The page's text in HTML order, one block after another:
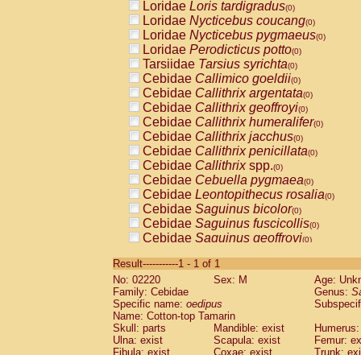
Loridae Loris tardigradus(0)
Loridae Nycticebus coucang(0)
Loridae Nycticebus pygmaeus(0)
Loridae Perodicticus potto(0)
Tarsiidae Tarsius syrichta(0)
Cebidae Callimico goeldii(0)
Cebidae Callithrix argentata(0)
Cebidae Callithrix geoffroyi(0)
Cebidae Callithrix humeralifer(0)
Cebidae Callithrix jacchus(0)
Cebidae Callithrix penicillata(0)
Cebidae Callithrixspp.(0)
Cebidae Cebuella pygmaea(0)
Cebidae Leontopithecus rosalia(0)
Cebidae Saguinus bicolor(0)
Cebidae Saguinus fuscicollis(0)
Cebidae Saguinus geoffroyi(0)
CebidaeSaguinus labiatus(0)
Cebidae Saguinus leucopus (0)
Cebidae
CebidaeSaguinus mystax
Cebidae Saguinus nigricollis (0)
Cebidae Saguinus oedipus
Result-----------1 - 1 of 1
No: 02220
Sex: M
Age:
Family: Cebidae
Genus:
Specific name: oedipus
Name: Cotton-top Tamarin
Skull: parts
Mandible: exist
Ulna: exist
Scapula: exist
Femur:
Fibula: exist
Coxae: exist
Trunk: